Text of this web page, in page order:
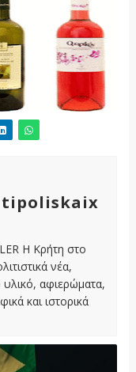
Η Κρήτη στο
νέα,
αφιερώματα,
και ιστορικά